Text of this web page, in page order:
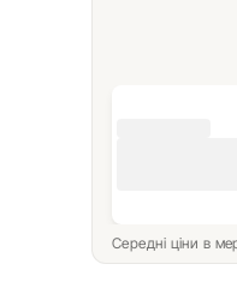
Середні ціни в